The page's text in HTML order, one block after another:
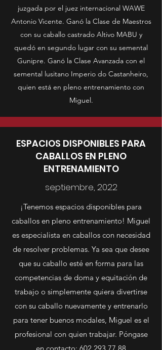
juzgada por el juez internacional WAWE
Antonio Vicente. Ganó la Clase de Maestros
con su caballo castrado Altivo MABU y
quedó en segundo lugar con su semental
Gunipre. Ganó la Clase Avanzada con el
semental lusitano Imperio do Castanheiro,
quien está en pleno entrenamiento con
Miguel.
ESPACIOS DISPONIBLES PARA
CABALLOS EN PLENO
ENTRENAMIENTO
septiembre, 2022
¡Tenemos espacios disponibles para
caballos en pleno entrenamiento! Miguel
es especialista en caballos con necesidad
de resolver problemas. Ya sea que desee
que su caballo esté en forma para las
competencias de doma y equitación de
trabajo o simplemente quiera divertirse
con su caballo nuevamente y entrenarlo
para tener buenos modales, Miguel es el
profesional con quien trabajar. Póngase